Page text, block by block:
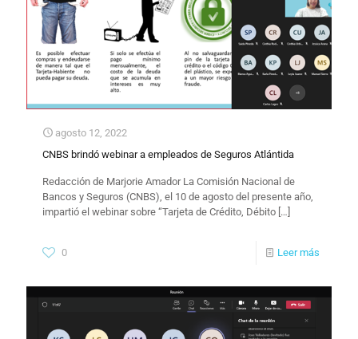
agosto 12, 2022
CNBS brindó webinar a empleados de Seguros Atlántida
Redacción de Marjorie Amador La Comisión Nacional de
Bancos y Seguros (CNBS), el 10 de agosto del presente año,
impartió el webinar sobre “Tarjeta de Crédito, Débito […]
0 Leer más